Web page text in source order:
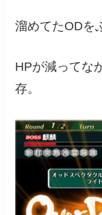
溜めてたODを
HPが減ってな
存。